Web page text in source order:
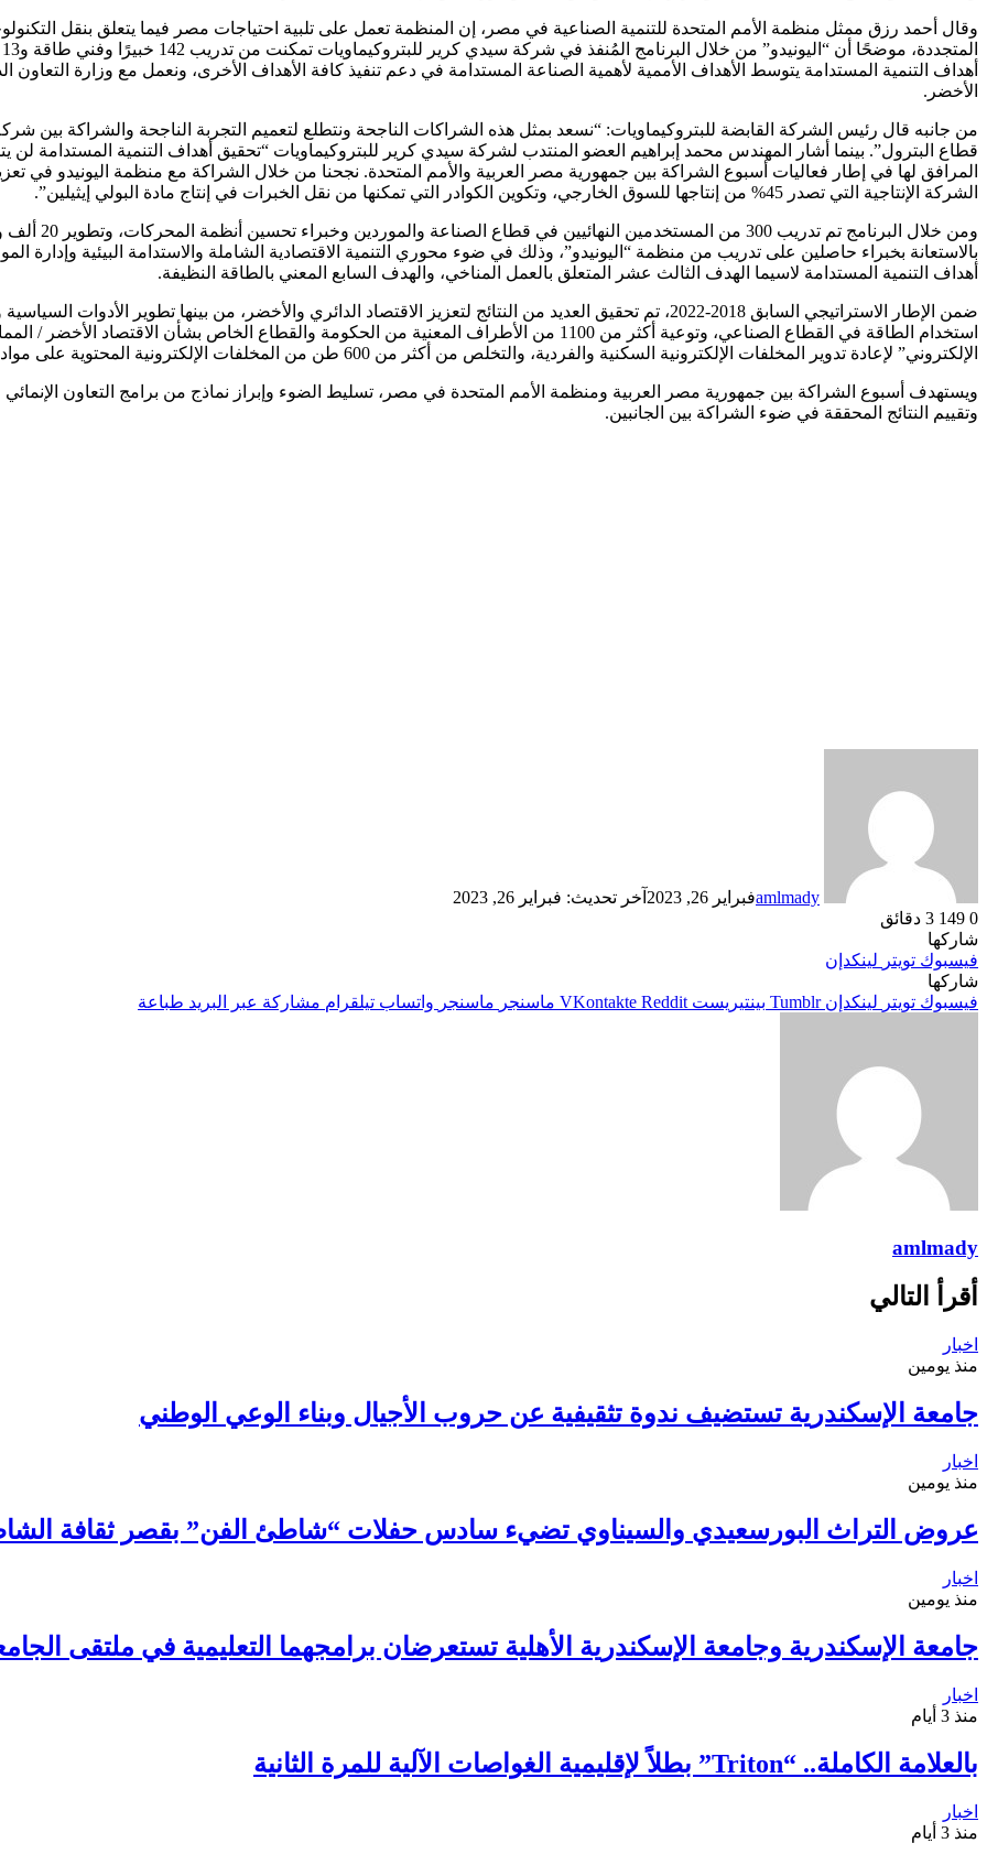
وقال أحمد رزق ممثل منظمة الأمم المتحدة للتنمية الصناعية في مصر، إن المنظمة تعمل على تلبية احتياجات مصر فيما يتعلق بنقل
أهداف التنمية المستدامة يتوسط الأهداف الأممية لأهمية الصناعة المستدامة في دعم تنفيذ كافة الأهداف الأخرى، ونعمل مع وزارة
الأخضر.
من جانبه قال رئيس الشركة القابضة للبتروكيماويات: “نسعد بمثل هذه الشراكات الناجحة ونتطلع لتعميم التجربة الناجحة والشراكة بين
قطاع البترول”. بينما أشار المهندس محمد إبراهيم العضو المنتدب لشركة سيدي كرير للبتروكيماويات “تحقيق أهداف التنمية المستدامة لن
المرافق لها في إطار فعاليات أسبوع الشراكة بين جمهورية مصر العربية والأمم المتحدة. نجحنا من خلال الشراكة مع منظمة اليونيدو في
الشركة الإنتاجية التي تصدر 45% من إنتاجها للسوق الخارجي، وتكوين الكوادر التي تمكنها من نقل الخبرات في إنتاج مادة البولي إيثيلين”.
بالاستعانة بخبراء حاصلين على تدريب من منظمة “اليونيدو”، وذلك في ضوء محوري التنمية الاقتصادية الشاملة والاستدامة البيئية وإدارة
أهداف التنمية المستدامة لاسيما الهدف الثالث عشر المتعلق بالعمل المناخي، والهدف السابع المعني بالطاقة النظيفة.
ضمن الإطار الاستراتيجي السابق 2018-2022، تم تحقيق العديد من النتائج لتعزيز الاقتصاد الدائري والأخضر، من بينها
استخدام الطاقة في القطاع الصناعي، وتوعية أكثر من 1100 من الأطراف المعنية من الحكومة والقطاع الخاص
الإلكتروني” لإعادة تدوير المخلفات الإلكترونية السكنية والفردية، والتخلص من أكثر من 600 طن من المخلفات الإلكترونية المحتوية على مواد خطرة، ودعم 32 شركة لتتبنى إجراءات/ أنظمة خضراء ودائرية.
ويستهدف أسبوع الشراكة بين جمهورية مصر العربية ومنظمة الأمم المتحدة في مصر، تسليط الضوء وإبراز نماذج من برامج التعاون
وتقييم النتائج المحققة في ضوء الشراكة بين الجانبين.
amlmadyفبراير 26, 2023
آخر تحديث: فبراير 26, 2023
0
3 دقائق
شاركها
فيسبوك تويتر لينكدإن
شاركها
فيسبوك تويتر لينكدإن بينتيريست ماسنجر ماسنجر واتساب تيلقرام مشاركة عبر البريد طباعة
amlmady
أقرأ التالي
اخبار
منذ يومين
جامعة الإسكندرية تستضيف ندوة تثقيفية عن حروب الأجيال وبناء الوعي الوطني
اخبار
منذ يومين
عروض التراث البورسعيدي والسيناوي تضيء سادس حفلات “شاطئ الفن” بقصر ثقافة
اخبار
منذ يومين
جامعة الإسكندرية وجامعة الإسكندرية الأهلية تستعرضان برامجهما التعليمية في ملتقى
اخبار
منذ 3 أيام
بالعلامة الكاملة.. “Triton” بطلاً لإقليمية الغواصات الآلية للمرة الثانية
اخبار
منذ 3 أيام